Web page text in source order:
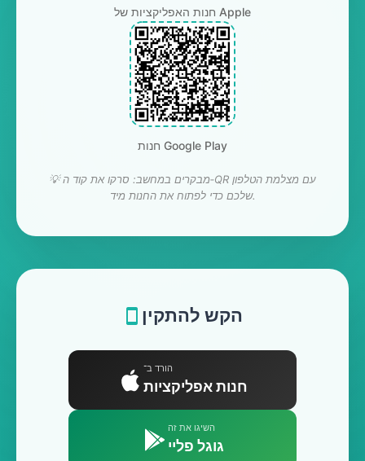
חנות האפליקציות של Apple
חנות Google Play
💡 מבקרים במחשב: סרקו את קוד ה‑QR עם מצלמת הטלפון
שלכם כדי לפתוח את החנות מיד.
הקש להתקין
הורד ב־
חנות אפליקציות
השיגו את זה
גוגל פליי